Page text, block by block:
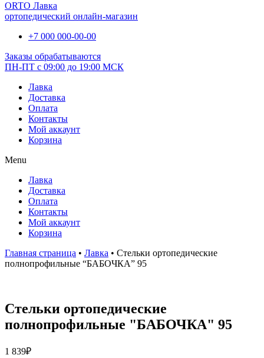
ORTO Лавка
ортопедический онлайн-магазин
+7 000 000-00-00
Заказы обрабатываются
ПН-ПТ с 09:00 до 19:00 МСК
Лавка
Доставка
Оплата
Контакты
Мой аккаунт
Корзина
Menu
Лавка
Доставка
Оплата
Контакты
Мой аккаунт
Корзина
Главная страница • Лавка • Стельки ортопедические
полнопрофильные “БАБОЧКА” 95
Стельки ортопедические
полнопрофильные "БАБОЧКА" 95
1 839₽